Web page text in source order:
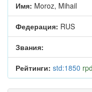
Имя: Moroz, Mihail
Федерация: RUS
Звания:
Рейтинги: std:1850